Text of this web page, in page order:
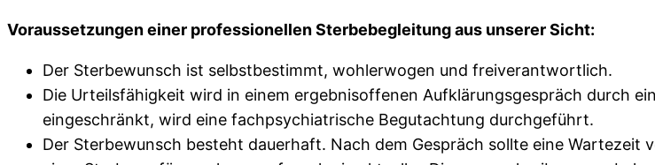
Voraussetzungen einer professionellen Sterbebegleitung aus unserer Sicht:
Der Sterbewunsch ist selbstbestimmt, wohlerwogen und freiverantwortlich.
Die Urteilsfähigkeit wird in einem ergebnisoffenen Aufklärungsgespräch durch
eingeschränkt, wird eine fachpsychiatrische Begutachtung durchgeführt.
Der Sterbewunsch besteht dauerhaft. Nach dem Gespräch sollte eine